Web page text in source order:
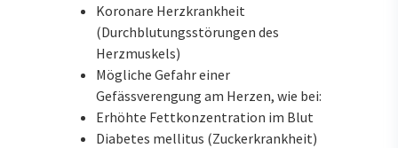
Koronare Herzkrankheit
(Durchblutungsstörungen des
Herzmuskels)
Mögliche Gefahr einer
Gefässverengung am Herzen, wie bei:
Erhöhte Fettkonzentration im Blut
Diabetes mellitus (Zuckerkrankheit)